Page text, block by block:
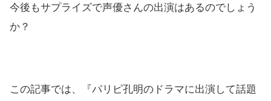
今後もサプライズで声優さんの出演はあるのでしょう
か？
この記事では、『パリピ孔明のドラマに出演して話題